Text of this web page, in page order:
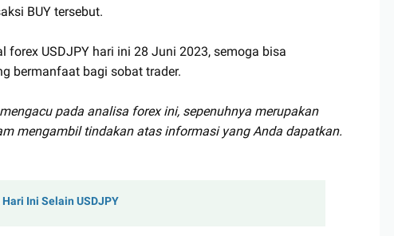
BUY tersebut.
forex USDJPY hari ini 28 Juni 2023, semoga bisa
bermanfaat bagi sobat trader.
pada analisa forex ini, sepenuhnya merupakan
mengambil tindakan atas informasi yang Anda dapatkan.
Ini Selain USDJPY